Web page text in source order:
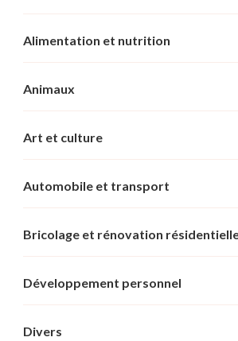
Alimentation et nutrition
Animaux
Art et culture
Automobile et transport
Bricolage et rénovation
Développement personnel
Divers